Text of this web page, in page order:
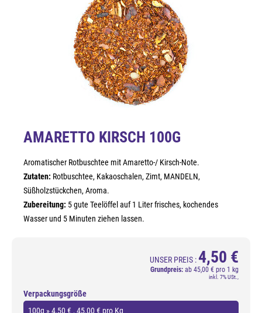
AMARETTO KIRSCH 100G
Aromatischer Rotbuschtee mit Amaretto-/ Kirsch-Note.
Zutaten: Rotbuschtee, Kakaoschalen, Zimt, MANDELN,
Süßholzstückchen, Aroma.
Zubereitung: 5 gute Teelöffel auf 1 Liter frisches, kochendes
Wasser und 5 Minuten ziehen lassen.
UNSER PREIS : 4,50 €
Grundpreis: ab 45,00 € pro 1 kg
inkl. 7% USt.,
Verpackungsgröße
100g »4,50 € , 45,00 € pro Kg